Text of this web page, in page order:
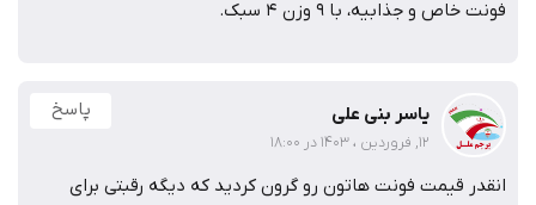
فونت خاص و جذابیه، با 9 وزن 4 سبک.
یاسر بنی علی
12, فروردین ، 1403 در 18:00
پاسخ
انقدر قیمت فونت هاتون رو گرون کردید که دیگه رقبتی برای